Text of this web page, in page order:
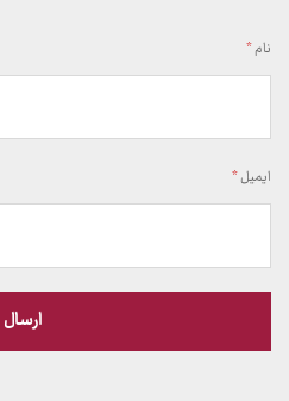
نام*
ایمیل*